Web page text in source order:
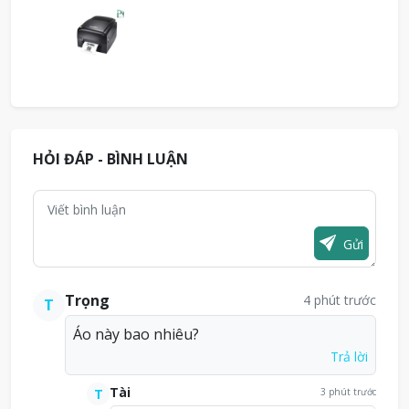
HỎI ĐÁP - BÌNH LUẬN
Gửi
T Trọng 4 phút trước
Áo này bao nhiêu?
Trả lời
T Tài 3 phút trước